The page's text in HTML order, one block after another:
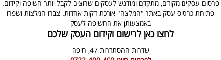
פרסום עסקים מקודם, מתקדם ומודגש לעסקים שרוצים לקבל יותר חשיפה וקידום.
פתיחת כרטיס עסק באתר "המלצה" אורכת דקות אחדות. צברו המלצות ושפרו
באמצעותן את החשיפה לעסק
לחצו כאן לרישום וקידום העסק שלכם
שדרות ההסתדרות 47,
חיפה